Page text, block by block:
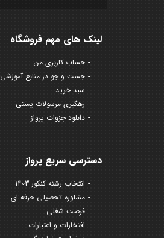
لینک های مهم فروشگاه
حساب کاربری من
جست و جو در منابع آموزشی
سبد خرید
رهگیری مرسولات پستی
دانلود جزوات پرواز
دسترسی سریع پرواز
انتخاب رشته کنکور 1403
مشاوره تحصیلی حرفه ای
فرصت شغلی
افتخارات و اعتبارات